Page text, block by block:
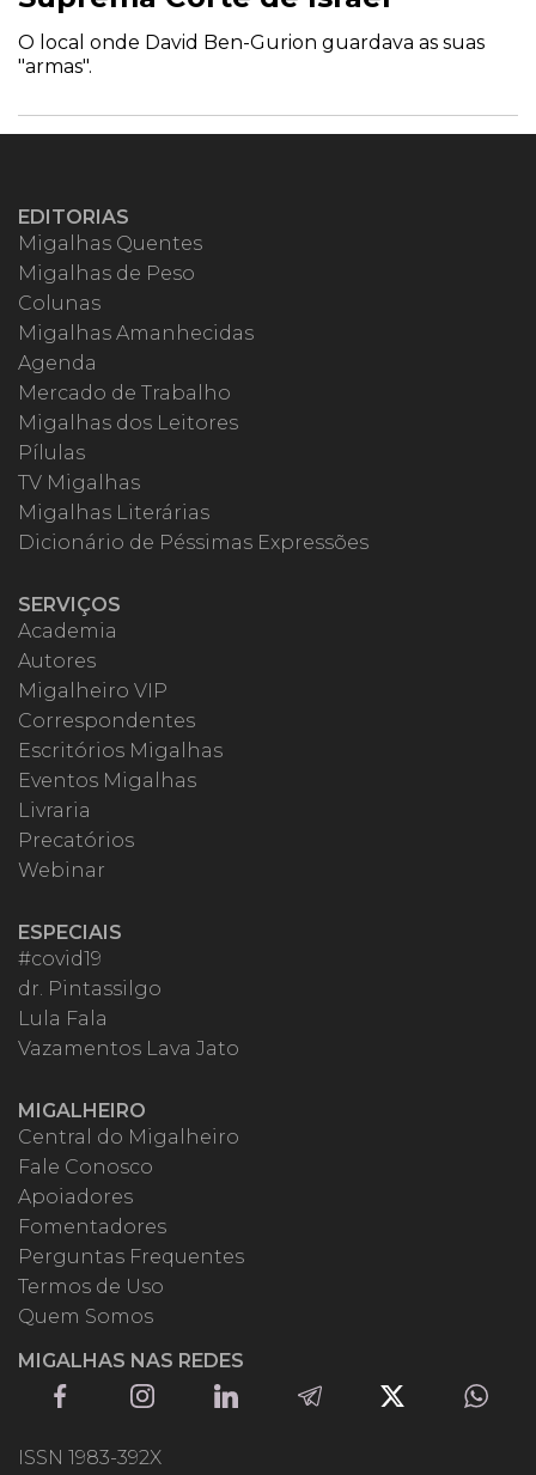
O local onde David Ben-Gurion guardava as suas
"armas".
EDITORIAS
Migalhas Quentes
Migalhas de Peso
Colunas
Migalhas Amanhecidas
Agenda
Mercado de Trabalho
Migalhas dos Leitores
Pílulas
TV Migalhas
Migalhas Literárias
Dicionário de Péssimas Expressões
SERVIÇOS
Academia
Autores
Migalheiro VIP
Correspondentes
Escritórios Migalhas
Eventos Migalhas
Livraria
Precatórios
Webinar
ESPECIAIS
#covid19
dr. Pintassilgo
Lula Fala
Vazamentos Lava Jato
MIGALHEIRO
Central do Migalheiro
Fale Conosco
Apoiadores
Fomentadores
Perguntas Frequentes
Termos de Uso
Quem Somos
MIGALHAS NAS REDES
ISSN 1983-392X